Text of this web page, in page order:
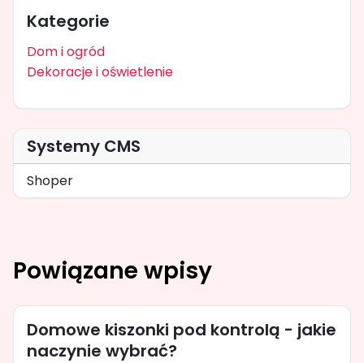
Kategorie
Dom i ogród
Dekoracje i oświetlenie
Systemy CMS
Shoper
Powiązane wpisy
Domowe kiszonki pod kontrolą - jakie
naczynie wybrać?